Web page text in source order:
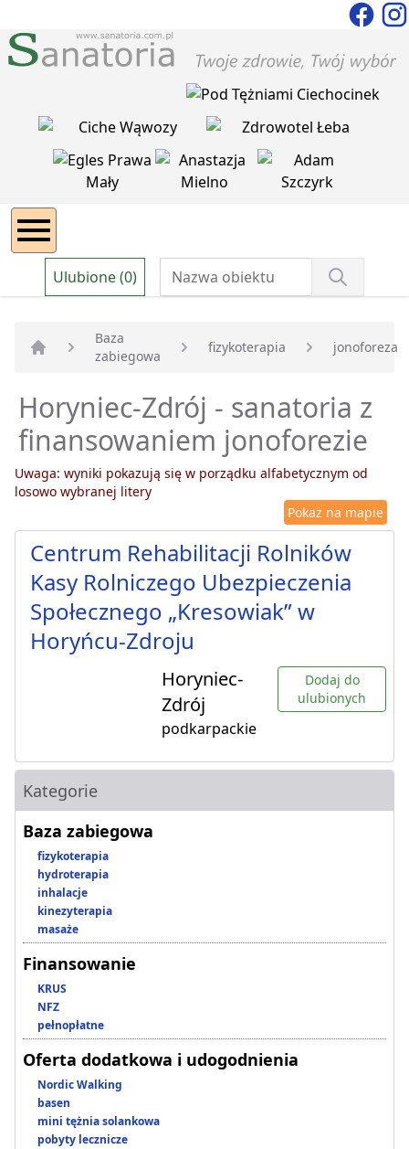
Ulubione (0)
Strona główna
Baza
zabiegowa
fizykoterapia jonoforeza
Horyniec-Zdrój - sanatoria z
finansowaniem jonoforezie
Uwaga: wyniki pokazują się w porządku alfabetycznym od
losowo wybranej litery
Pokaż na mapie
Centrum Rehabilitacji Rolników
Kasy Rolniczego Ubezpieczenia
Społecznego „Kresowiak” w
Horyńcu-Zdroju
Horyniec-
Zdrój
podkarpackie
Dodaj do
ulubionych
Kategorie
Baza zabiegowa
fizykoterapia
hydroterapia
inhalacje
kinezyterapia
masaże
Finansowanie
KRUS
NFZ
pełnopłatne
Oferta dodatkowa i udogodnienia
Nordic Walking
basen
mini tężnia solankowa
pobyty lecznicze